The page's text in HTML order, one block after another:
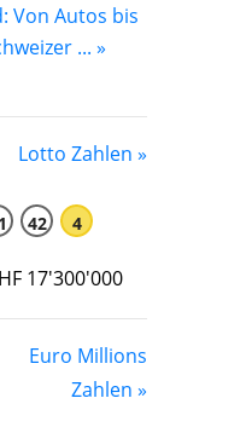
Von Autos bis
... »
Lotto Zahlen »
42 4
17'300'000
Euro Millions
Zahlen »